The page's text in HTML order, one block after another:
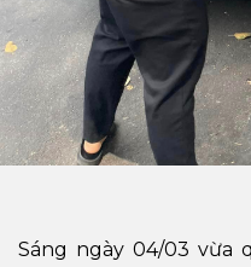
Sáng ngày 04/03 vừa